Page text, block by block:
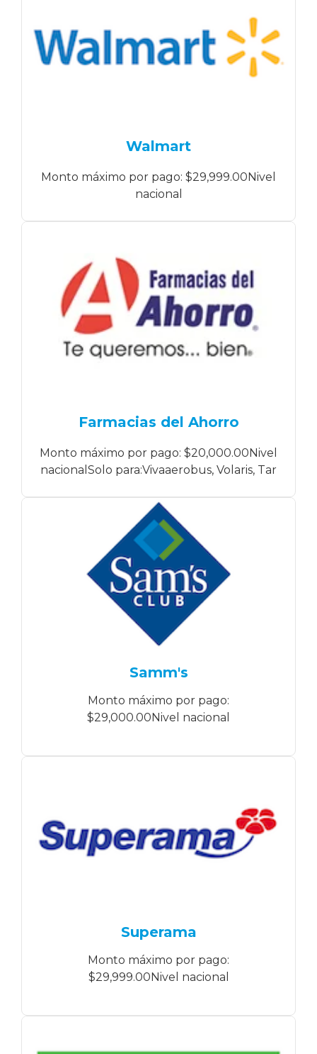
Walmart
Monto máximo por pago: $29,999.00Nivel
nacional
Farmacias del Ahorro
Monto máximo por pago: $20,000.00Nivel
nacionalSolo para:Vivaaerobus, Volaris, Tar
Samm's
Monto máximo por pago:
$29,000.00Nivel nacional
Superama
Monto máximo por pago:
$29,999.00Nivel nacional